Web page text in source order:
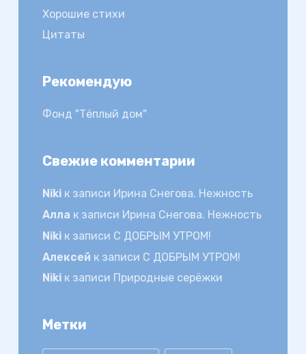
Хорошие стихи
Цитаты
Рекомендую
Фонд "Тёплый дом"
Свежие комментарии
Nikiк записи Ирина Снегова. Нежность
Алла к записи Ирина Снегова. Нежность
Nikiк записи С ДОБРЫМ УТРОМ!
Алексей к записи С ДОБРЫМ УТРОМ!
Nikiк записи Природные серёжки
Метки